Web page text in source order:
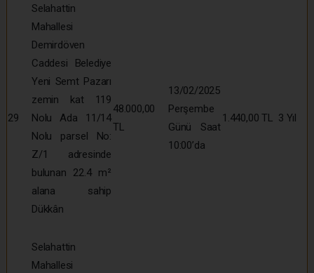
29
Selahattin
Mahallesi
Demirdöven
Caddesi Belediye
Yeni Semt Pazarı
zemin kat 119
Nolu Ada 11/14
Nolu parsel No:
Z/1 adresinde
bulunan 22.4 m²
alana sahip
Dükkân
48.000,00
TL
13/02/2025
Perşembe
Günü Saat
10:00’da
1.440,00 TL 3 Yıl
Selahattin
Mahallesi